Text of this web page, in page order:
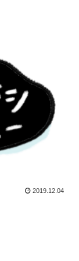
2019.12.04